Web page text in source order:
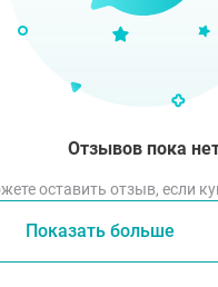
Отзывов пока
оставить отзыв, если
Показать больше